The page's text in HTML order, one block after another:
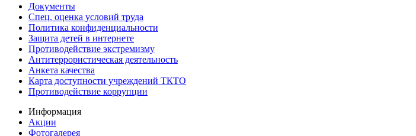
Документы
Спец. оценка условий труда
Политика конфиденциальности
Защита детей в интернете
Противодействие экстремизму
Антитеррористическая деятельность
Анкета качества
Карта доступности учреждений ТКТО
Противодействие коррупции
Информация
Акции
Фотогалерея